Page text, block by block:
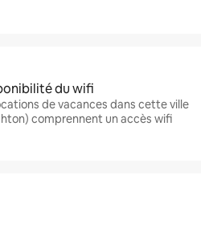
du wifi
de vacances dans cette ville
comprennent un accès wifi